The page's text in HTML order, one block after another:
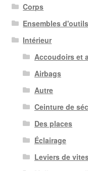
Corps
Ensembles d'outils
Intérieur
Accoudoirs et
Airbags
Autre
Ceinture de
Des places
Éclairage
Leviers de